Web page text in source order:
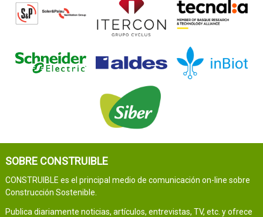
SOBRE CONSTRUIBLE
CONSTRUIBLE es el principal medio de comunicación on-line sobre
Construcción Sostenible.
Publica diariamente noticias, artículos, entrevistas, TV, etc. y ofrece